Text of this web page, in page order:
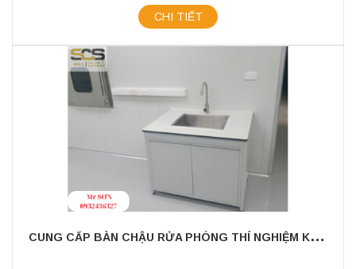
CHI TIẾT
C
UNG CẤP BÀN CHẬU RỬA PHÒNG THÍ NGHIỆM KÍCH THƯỚC 700MM